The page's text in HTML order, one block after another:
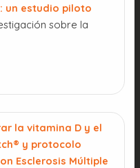
un estudio piloto
sobre la
la vitamina D y el
y protocolo
Esclerosis Múltiple